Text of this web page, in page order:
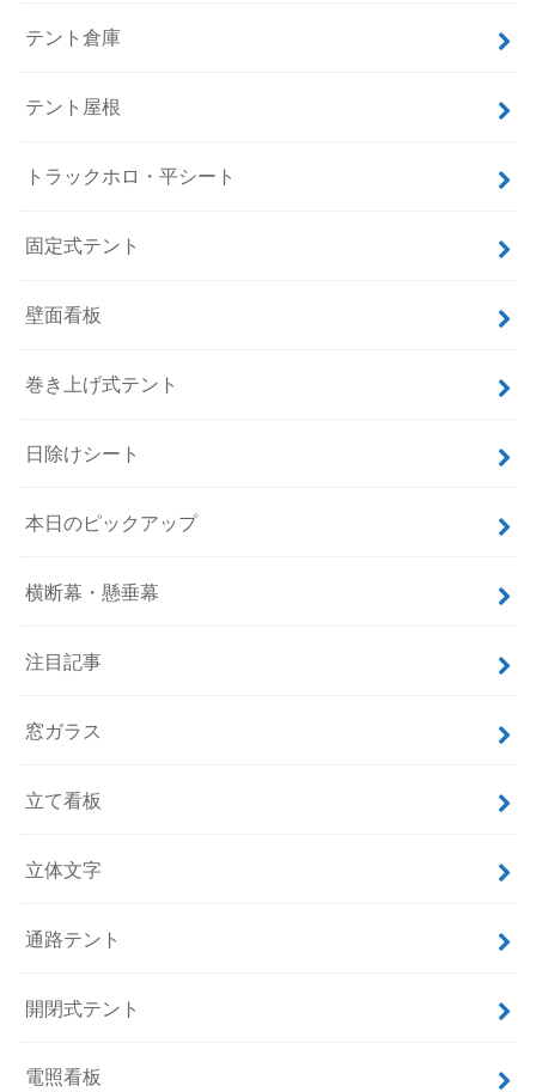
テント倉庫
テント屋根
トラックホロ・平シート
固定式テント
壁面看板
巻き上げ式テント
日除けシート
本日のピックアップ
横断幕・懸垂幕
注目記事
窓ガラス
立て看板
立体文字
通路テント
開閉式テント
電照看板